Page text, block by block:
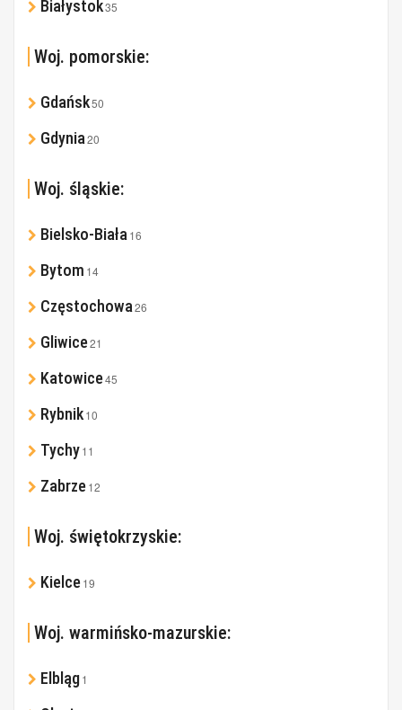
Białystok35
Woj. pomorskie:
Gdańsk50
Gdynia20
Woj. śląskie:
Bielsko-Biała16
Bytom 14
Częstochowa26
Gliwice21
Katowice45
Rybnik10
Tychy11
Zabrze12
Woj. świętokrzyskie:
Kielce19
Woj. warmińsko-mazurskie:
Elbląg1